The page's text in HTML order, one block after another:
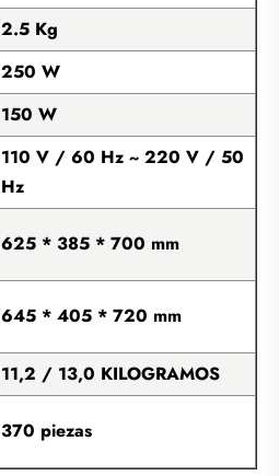
2.5 Kg
250 W
150 W
110 V / 60 Hz ~ 220 V / 50
Hz
625 * 385 * 700 mm
645 * 405 * 720 mm
11,2 / 13,0 KILOGRAMOS
370 piezas